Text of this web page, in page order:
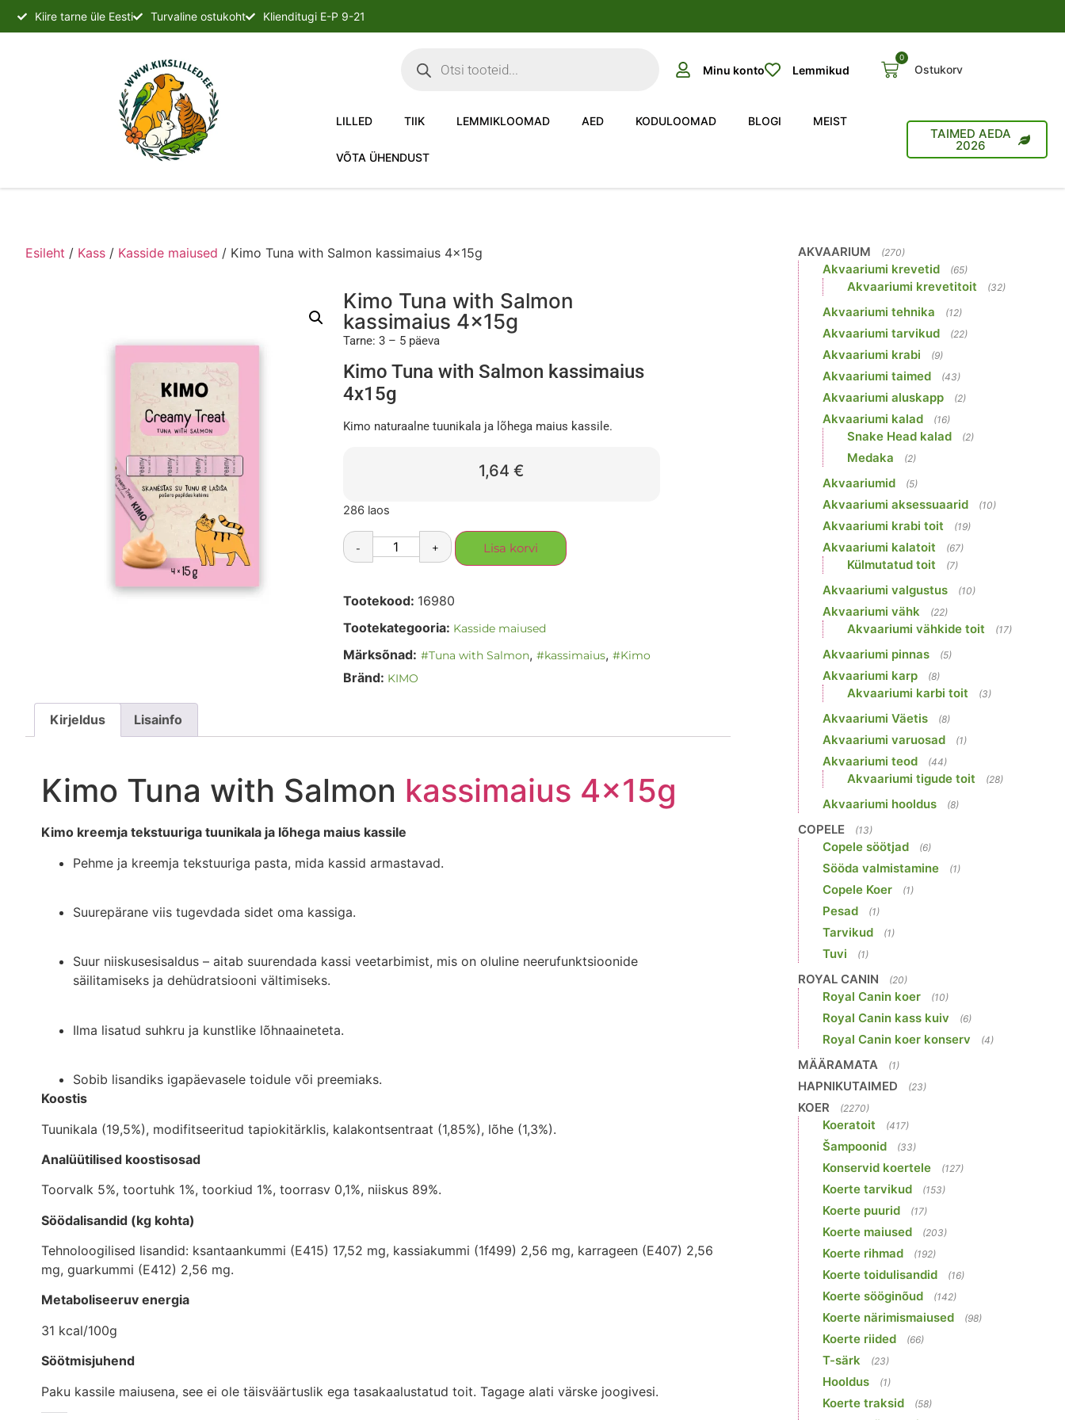
Kiire tarne üle Eesti Turvaline ostukoht Klienditugi E-P 9-21
Minu konto Lemmikud
0
Ostukorv
LILLED TIIK LEMMIKLOOMAD AED KODULOOMAD BLOGI MEIST
VÕTA ÜHENDUST
TAIMED AEDA
2026
Esileht / Kass / Kasside maiused / Kimo Tuna with Salmon kassimaius 4x15g
Kimo Tuna with Salmon
kassimaius 4x15g
Tarne: 3 – 5 päeva
Kimo Tuna with Salmon kassimaius
4x15g
Kimo naturaalne tuunikala ja lõhega maius kassile.
1,64€
286 laos
- + Lisa korvi
Tootekood: 16980
Tootekategooria: Kasside maiused
Märksõnad: #Tuna with Salmon, #kassimaius, #Kimo
Bränd: KIMO
Kirjeldus Lisainfo
Kimo Tuna with Salmon kassimaius 4x15g
Kimo kreemja tekstuuriga tuunikala ja lõhega maius kassile
Pehme ja kreemja tekstuuriga pasta, mida kassid armastavad.
Suurepärane viis tugevdada sidet oma kassiga.
Suur niiskusesisaldus – aitab suurendada kassi veetarbimist, mis on oluline neerufunktsioonide
säilitamiseks ja dehüdratsiooni vältimiseks.
Ilma lisatud suhkru ja kunstlike lõhnaaineteta.
Sobib lisandiks igapäevasele toidule või preemiaks.
Koostis
Tuunikala (19,5%), modifitseeritud tapiokitärklis, kalakontsentraat (1,85%), lõhe (1,3%).
Analüütilised koostisosad
Toorvalk 5%, toortuhk 1%, toorkiud 1%, toorrasv 0,1%, niiskus 89%.
Söödalisandid (kg kohta)
Tehnoloogilised lisandid: ksantaankummi (E415) 17,52 mg, kassiakummi (1f499) 2,56 mg, karrageen (E407) 2,56
mg, guarkummi (E412) 2,56 mg.
Metaboliseeruv energia
31 kcal/100g
Söötmisjuhend
Paku kassile maiusena, see ei ole täisväärtuslik ega tasakaalustatud toit. Tagage alati värske joogivesi.
AKVAARIUM (270)
Akvaariumi krevetid (65)
Akvaariumi krevetitoit (32)
Akvaariumi tehnika (12)
Akvaariumi tarvikud (22)
Akvaariumi krabi (9)
Akvaariumi taimed (43)
Akvaariumi aluskapp (2)
Akvaariumi kalad (16)
Snake Head kalad (2)
Medaka (2)
Akvaariumid (5)
Akvaariumi aksessuaarid (10)
Akvaariumi krabi toit (19)
Akvaariumi kalatoit (67)
Külmutatud toit (7)
Akvaariumi valgustus (10)
Akvaariumi vähk (22)
Akvaariumi vähkide toit (17)
Akvaariumi pinnas (5)
Akvaariumi karp (8)
Akvaariumi karbi toit (3)
Akvaariumi Väetis (8)
Akvaariumi varuosad (1)
Akvaariumi teod (44)
Akvaariumi tigude toit (28)
Akvaariumi hooldus (8)
COPELE (13)
Copele söötjad (6)
Sööda valmistamine (1)
Copele Koer (1)
Pesad (1)
Tarvikud (1)
Tuvi (1)
ROYAL CANIN (20)
Royal Canin koer (10)
Royal Canin kass kuiv (6)
Royal Canin koer konserv (4)
MÄÄRAMATA (1)
HAPNIKUTAIMED (23)
KOER (2270)
Koeratoit (417)
Šampoonid (33)
Konservid koertele (127)
Koerte tarvikud (153)
Koerte puurid (17)
Koerte maiused (203)
Koerte rihmad (192)
Koerte toidulisandid (16)
Koerte sööginõud (142)
Koerte närimismaiused (98)
Koerte riided (66)
T-särk (23)
Hooldus (1)
Koerte traksid (58)